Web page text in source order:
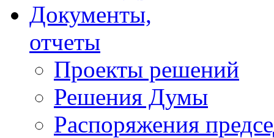
Документы,
отчеты
Проекты решений
Решения Думы
Распоряжения